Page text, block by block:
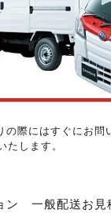
際にはすぐにお問
たします。
ン 一般配送お見